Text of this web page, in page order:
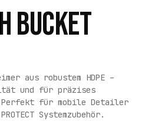
BUCKET
aus robustem HDPE –
und für präzises
Perfekt für mobile Detailer
Systemzubehör.